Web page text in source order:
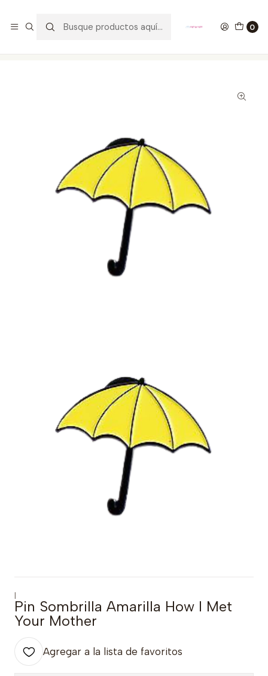
0
|
Pin Sombrilla Amarilla How I Met
Your Mother
Agregar a la lista de favoritos